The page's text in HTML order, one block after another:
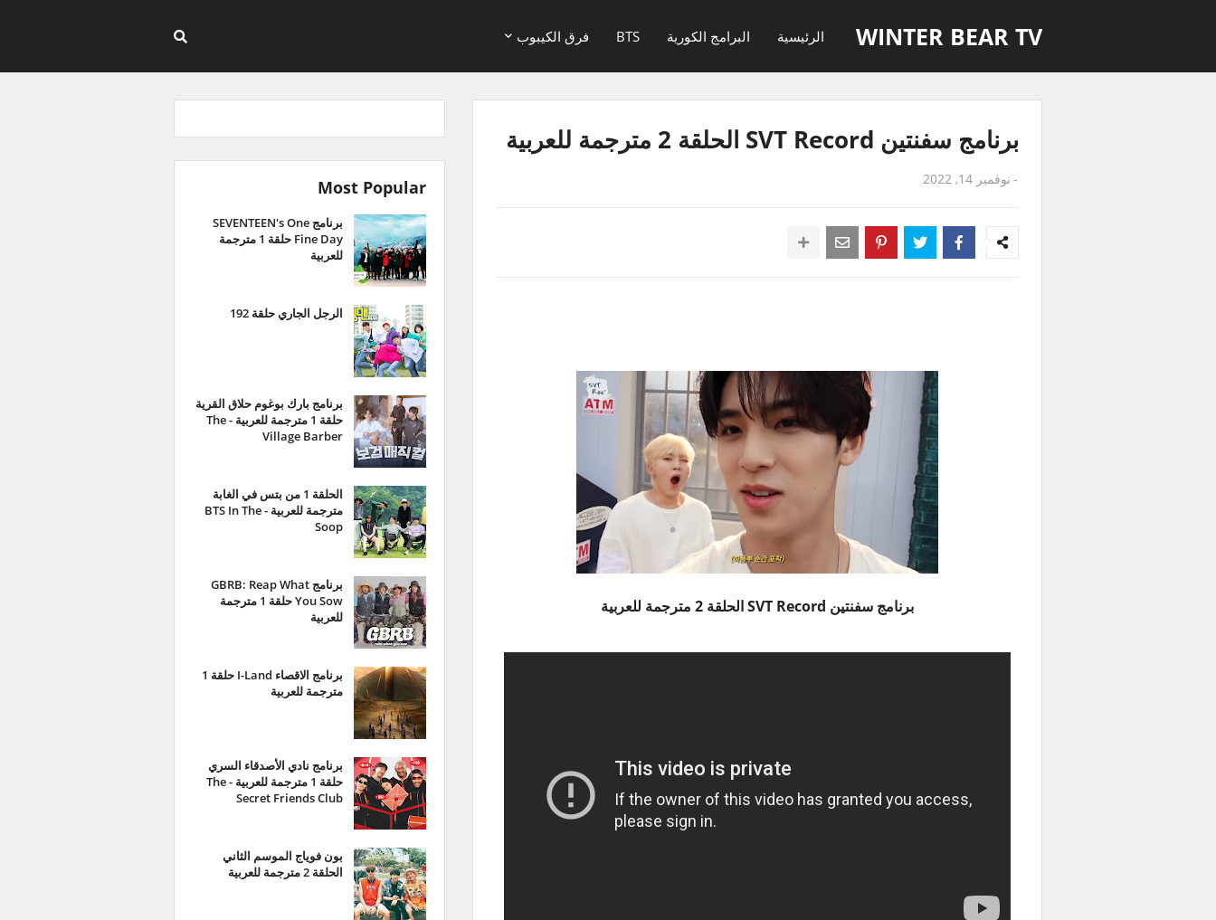
WINTER BEAR TV الرئيسية البرامج الكورية BTS فرق الكيبوب
برنامج سفنتين SVT Record الحلقة 2 مترجمة للعربية
- نوفمبر 14, 2022
برنامج سفنتين SVT Record الحلقة 2 مترجمة للعربية
Most Popular
برنامج SEVENTEEN's One
Fine Day حلقة 1 مترجمة
للعربية
الرجل الجاري حلقة 192
برنامج بارك بوغوم حلاق القرية
حلقة 1 مترجمة للعربية - The
Village Barber
الحلقة 1 من بتس في الغابة
مترجمة للعربية - BTS In The
Soop
برنامج GBRB: Reap What
You Sow حلقة 1 مترجمة
للعربية
برنامج الاقصاء I-Land حلقة 1
مترجمة للعربية
برنامج نادي الأصدقاء السري
حلقة 1 مترجمة للعربية - The
Secret Friends Club
بون فوياج الموسم الثاني
الحلقة 2 مترجمة للعربية